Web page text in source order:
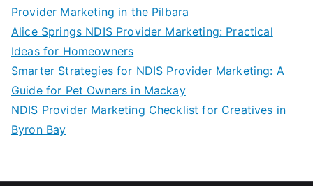
Provider Marketing in the Pilbara
Alice Springs NDIS Provider Marketing: Practical
Ideas for Homeowners
Smarter Strategies for NDIS Provider Marketing: A
Guide for Pet Owners in Mackay
NDIS Provider Marketing Checklist for Creatives in
Byron Bay